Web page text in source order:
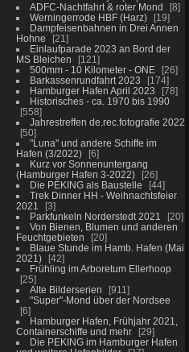
ADFC-Nachtfahrt & roter Mond
8
Werningerrode HBF (Harz)
19
Dampfeisenbahnen in Drei Annen
Hohne
21
Einlaufparade 2023 an Bord der
MS Bleichen
121
500mm - 10 Kilometer - ONE
26
Barkassenrundfahrt 2023
174
Hamburger Hafen April 2023
78
Historisches - ca. 1970 bis 1990
558
Jahrestreffen de.rec.fotografie 2022
50
"Luna" und andere Schiffe im
Hafen (3/2022)
6
Kurz vor Sonnenuntergang
(Hamburger Hafen 3-2022)
26
Die PEKING als Baustelle
44
Trek Dinner HH - Weihnachtsfeier
2021
3
Parkfunkeln Norderstedt 2021
20
Von Bienen, Blumen und anderen
Feuchtgebieten
20
Blaue Stunde im Hamb. Hafen (Mai
2021)
42
Frühling im Arboretum Ellerhoop
25
Alte Bilderserien
911
"Super"-Mond über der Nordsee
6
Hamburger Hafen, Frühjahr 2021,
Containerschiffe und mehr
29
Die PEKING im Hamburger Hafen